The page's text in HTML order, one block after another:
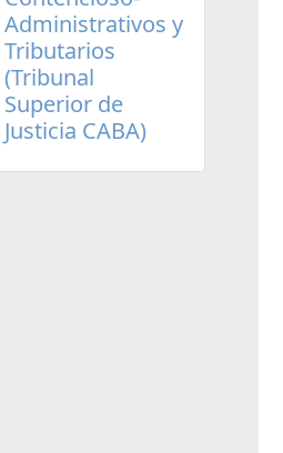
Administrativos y
Tributarios
(Tribunal
Superior de
Justicia CABA)